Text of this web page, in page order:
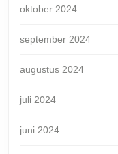
oktober 2024
september 2024
augustus 2024
juli 2024
juni 2024